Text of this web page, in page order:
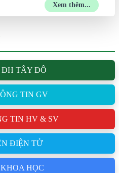
Xem thêm...
ĐH TÂY ĐÔ
TIN GV
TIN HV & SV
ĐIỆN TỬ
HỌC